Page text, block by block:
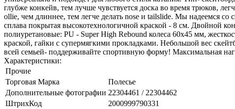
глубже конкейв, тем лучше чувствуется доска во время трюков,
ollie, чем длиннее, тем легче делать nose и tailslide. Мы надеемся
сплава покрытая высокотехнологичной краской - 8 см. Двойной
полиуретановые: PU - Super High Rebound колеса 60х45 мм,
краской, гайки с супермягкими прокладками. Небольшой вес
всей семьей- поддерживайте спортивную форму! Максимальная
Характеристики:
Прочие
Торговая Марка
Полесье
Дополнительные фотографии 22304461 / 22304462
ШтрихКод
2000999790331